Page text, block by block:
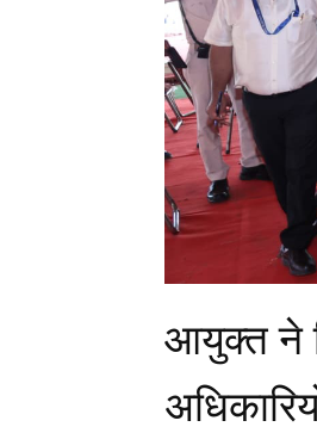
आयुक्त ने